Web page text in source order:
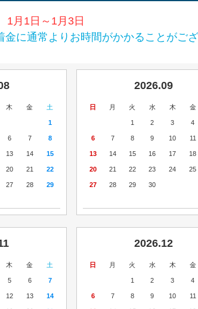
1月1日～1月3日
に通常よりお時間がかかることがご
木 金 土
1
6 7 8
13 14 15
20 21 22
27 28 29
2026.09
日 月 火 水 木 金
1 2 3 4
6 7 8 9 10 11
13 14 15 16 17 18
20 21 22 23 24 25
27 28 29 30
木 金 土
5 6 7
12 13 14
2026.12
日 月 火 水 木 金
1 2 3 4
6 7 8 9 10 11